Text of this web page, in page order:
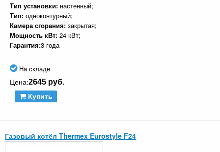
Тип установки: настенный;
Тип: одноконтурный;
Камера сгорания: закрытая;
Мощность кВт: 24 кВт;
Гарантия:3 года
На складе
Цена:2645 руб.
Купить
Газовый котёл Thermex Eurostyle F24